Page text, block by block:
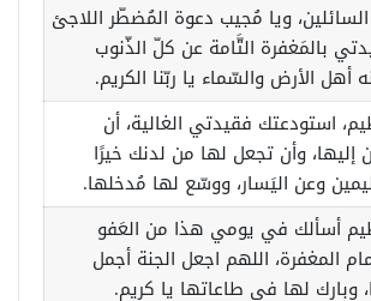
السائلين، ويا مُجيب دعوة المُضطّر اللاجئ
بالمَغفرة التَّامة عن كلّ الذّنوب
أهل الأرض والسّماء يا ربّنا الكريم.
استودعتك فقيدتي الغالية، أن
وأن تجعل لها من لدنك خيرًا
وعن اليَسار، ووسّع لها مُدخلها.
أسألك في يومي هذا من العَفو
المغفرة، اللهم اجعل الجنة أجمل
وبارك لها في طاعاتها يا كريم.